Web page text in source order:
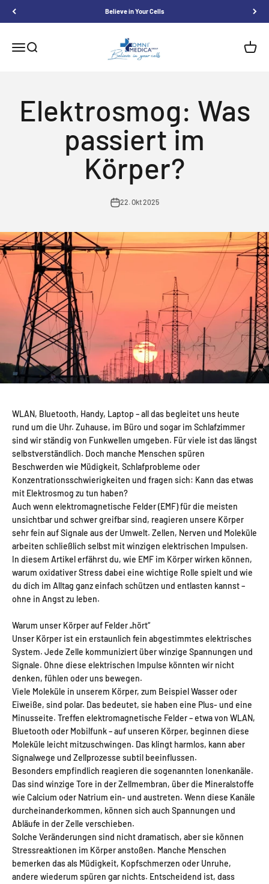
Believe in Your Cells
MenuSearch
Omnimedica
Elektrosmog: Was
passiert im
Körper?
22. Okt 2025
WLAN, Bluetooth, Handy, Laptop – all das begleitet uns heute
rund um die Uhr. Zuhause, im Büro und sogar im Schlafzimmer
sind wir ständig von Funkwellen umgeben. Für viele ist das längst
selbstverständlich. Doch manche Menschen spüren
Beschwerden wie Müdigkeit, Schlafprobleme oder
Konzentrationsschwierigkeiten und fragen sich: Kann das etwas
mit Elektrosmog zu tun haben?
Auch wenn elektromagnetische Felder (EMF) für die meisten
unsichtbar und schwer greifbar sind, reagieren unsere Körper
sehr fein auf Signale aus der Umwelt. Zellen, Nerven und Moleküle
arbeiten schließlich selbst mit winzigen elektrischen Impulsen.
In diesem Artikel erfährst du, wie EMF im Körper wirken können,
warum oxidativer Stress dabei eine wichtige Rolle spielt und wie
du dich im Alltag ganz einfach schützen und entlasten kannst –
ohne in Angst zu leben.
Warum unser Körper auf Felder „hört“
Unser Körper ist ein erstaunlich fein abgestimmtes elektrisches
System. Jede Zelle kommuniziert über winzige Spannungen und
Signale. Ohne diese elektrischen Impulse könnten wir nicht
denken, fühlen oder uns bewegen.
Viele Moleküle in unserem Körper, zum Beispiel Wasser oder
Eiweiße, sind polar. Das bedeutet, sie haben eine Plus- und eine
Minusseite. Treffen elektromagnetische Felder – etwa von WLAN,
Bluetooth oder Mobilfunk – auf unseren Körper, beginnen diese
Moleküle leicht mitzuschwingen. Das klingt harmlos, kann aber
Signalwege und Zellprozesse subtil beeinflussen.
Besonders empfindlich reagieren die sogenannten Ionenkanäle.
Das sind winzige Tore in der Zellmembran, über die Mineralstoffe
wie Calcium oder Natrium ein- und austreten. Wenn diese Kanäle
durcheinanderkommen, können sich auch Spannungen und
Abläufe in der Zelle verschieben.
Solche Veränderungen sind nicht dramatisch, aber sie können
Stressreaktionen im Körper anstoßen. Manche Menschen
bemerken das als Müdigkeit, Kopfschmerzen oder Unruhe,
andere wiederum spüren gar nichts. Entscheidend ist, dass